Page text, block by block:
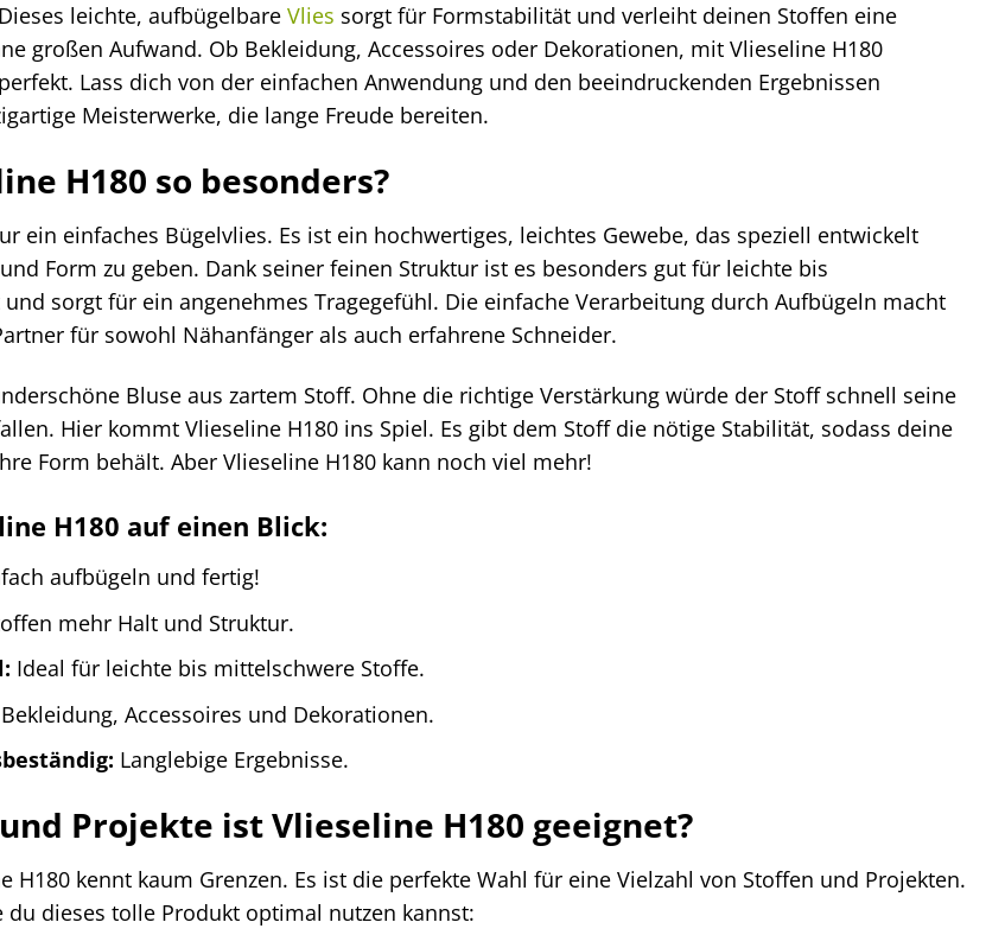
leichte, aufbügelbare Vlies sorgt für Formstabilität und verleiht deinen Stoffen eine
großen Aufwand. Ob Bekleidung, Accessoires oder Dekorationen, mit Vlieseline H180
Lass dich von der einfachen Anwendung und den beeindruckenden Ergebnissen
Meisterwerke, die lange Freude bereiten.
H180 so besonders?
ein einfaches Bügelvlies. Es ist ein hochwertiges, leichtes Gewebe, das speziell entwickelt
Form zu geben. Dank seiner feinen Struktur ist es besonders gut für leichte bis
und sorgt für ein angenehmes Tragegefühl. Die einfache Verarbeitung durch Aufbügeln macht
für sowohl Nähanfänger als auch erfahrene Schneider.
Bluse aus zartem Stoff. Ohne die richtige Verstärkung würde der Stoff schnell seine
Hier kommt Vlieseline H180 ins Spiel. Es gibt dem Stoff die nötige Stabilität, sodass deine
Form behält. Aber Vlieseline H180 kann noch viel mehr!
H180 auf einen Blick:
aufbügeln und fertig!
mehr Halt und Struktur.
Ideal für leichte bis mittelschwere Stoffe.
Accessoires und Dekorationen.
Langlebige Ergebnisse.
Projekte ist Vlieseline H180 geeignet?
H180 kennt kaum Grenzen. Es ist die perfekte Wahl für eine Vielzahl von Stoffen und Projekten.
dieses tolle Produkt optimal nutzen kannst: